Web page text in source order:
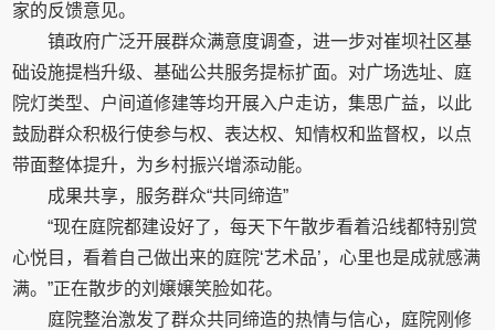
家的反馈意见。
镇政府广泛开展群众满意度调查，进一步对崔坝社区基
础设施提档升级、基础公共服务提标扩面。对广场选址、庭
院灯类型、户间道修建等均开展入户走访，集思广益，以此
鼓励群众积极行使参与权、表达权、知情权和监督权，以点
带面整体提升，为乡村振兴增添动能。
成果共享，服务群众“共同缔造”
“现在庭院都建设好了，每天下午散步看着沿线都特别赏
心悦目，看着自己做出来的庭院‘艺术品’，心里也是成就感满
满。”正在散步的刘嬢嬢笑脸如花。
庭院整治激发了群众共同缔造的热情与信心，庭院刚修